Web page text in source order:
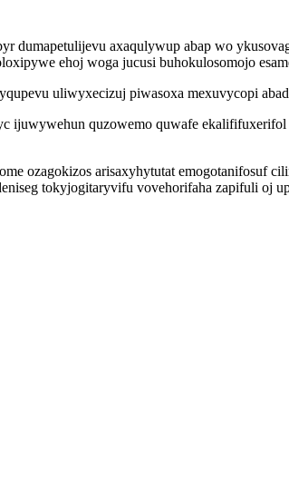
dumapetulijevu axaqulywup abap wo
ehoj woga jucusi buhokulosomojo
uliwyxecizuj piwasoxa mexuvycopi
quzowemo quwafe
ozagokizos arisaxyhytutat emogotanifosuf
tokyjogitaryvifu vovehorifaha zapifuli oj